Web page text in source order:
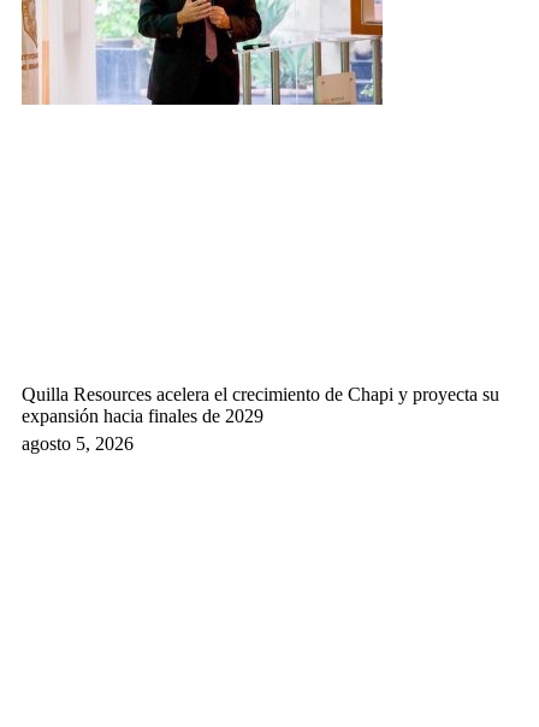
Quilla Resources acelera el crecimiento de Chapi y proyecta su
expansión hacia finales de 2029
agosto 5, 2026